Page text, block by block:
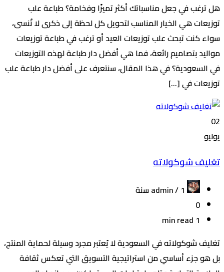
هل ترغب في جعل مناسباتك أكثر تميزًا وفخامة؟ طباعة علب
توزيعات هي الخيار المناسب لتحويل كل لحظة إلى ذكرى لا تُنسى،
سواء كنت تبحث علب توزيعات العيد أو ترغب في طباعة توزيعات
مواليد بتصاميم رائعة، فما هي أفضل دار طباعة لهذه التوزيعات
في السعودية؟ في هذا المقال، سنتعرف على أفضل دار طباعة علب
توزيعات في […]
02
يوليو
تغليف شوكولاته
1 سنة
0
1 min read
تغليف شوكولاته في السعودية لا يُعتبر مجرد وسيلة لحماية المنتج،
بل هو جزء أساسي من استراتيجية التسويق التي تعكس ثقافة